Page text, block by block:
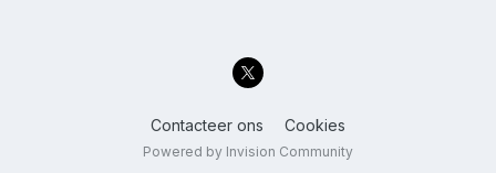
Contacteer ons Cookies
Powered by Invision Community